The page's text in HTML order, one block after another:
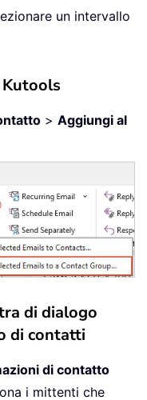
un intervallo
> Aggiungi al
di dialogo
di contatti
di contatto
i mittenti che